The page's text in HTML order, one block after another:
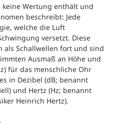
keine Wertung enthält und
beschreibt: Jede
welche die Luft
versetzt. Diese
als Schallwellen fort und sind
Ausmaß an Höhe und
für das menschliche Ohr
in Dezibel (dB; benannt
und Hertz (Hz; benannt
Heinrich Hertz).